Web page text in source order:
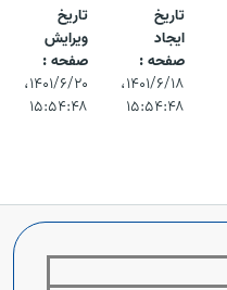
تاریخ
ایجاد
صفحه :
۱۴۰۱/۶/۱۸،‏
۱۵:۵۴:۴۸
تاریخ
ویرایش
صفحه :
۱۴۰۱/۶/۲۰،‏
۱۵:۵۴:۴۸